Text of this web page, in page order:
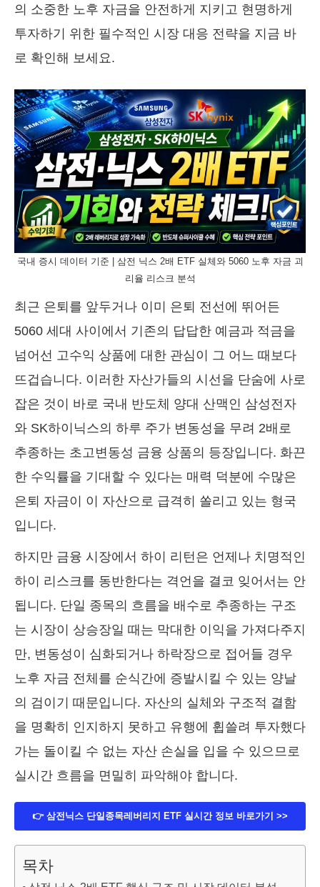
의 소중한 노후 자금을 안전하게 지키고 현명하게
투자하기 위한 필수적인 시장 대응 전략을 지금 바
로 확인해 보세요.
국내 증시 데이터 기준 | 삼전 닉스 2배 ETF 실체와 5060 노후 자금 괴
리율 리스크 분석
최근 은퇴를 앞두거나 이미 은퇴 전선에 뛰어든
5060 세대 사이에서 기존의 답답한 예금과 적금을
넘어선 고수익 상품에 대한 관심이 그 어느 때보다
뜨겁습니다. 이러한 자산가들의 시선을 단숨에 사로
잡은 것이 바로 국내 반도체 양대 산맥인 삼성전자
와 SK하이닉스의 하루 주가 변동성을 무려 2배로
추종하는 초고변동성 금융 상품의 등장입니다. 화끈
한 수익률을 기대할 수 있다는 매력 덕분에 수많은
은퇴 자금이 이 자산으로 급격히 쏠리고 있는 형국
입니다.
하지만 금융 시장에서 하이 리턴은 언제나 치명적인
하이 리스크를 동반한다는 격언을 결코 잊어서는 안
됩니다. 단일 종목의 흐름을 배수로 추종하는 구조
는 시장이 상승장일 때는 막대한 이익을 가져다주지
만, 변동성이 심화되거나 하락장으로 접어들 경우
노후 자금 전체를 순식간에 증발시킬 수 있는 양날
의 검이기 때문입니다. 자산의 실체와 구조적 결함
을 명확히 인지하지 못하고 유행에 휩쓸려 투자했다
가는 돌이킬 수 없는 자산 손실을 입을 수 있으므로
실시간 흐름을 면밀히 파악해야 합니다.
👉 삼전닉스 단일종목레버리지 ETF 실시간 정보 바로가기 >>
목차